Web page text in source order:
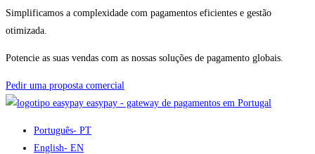
Simplificamos a complexidade com pagamentos eficientes e gestão
otimizada.
Potencie as suas vendas com as nossas soluções de pagamento globais.
Pedir uma proposta comercial
easypay - gateway de pagamentos em Portugal
Português- PT
English- EN